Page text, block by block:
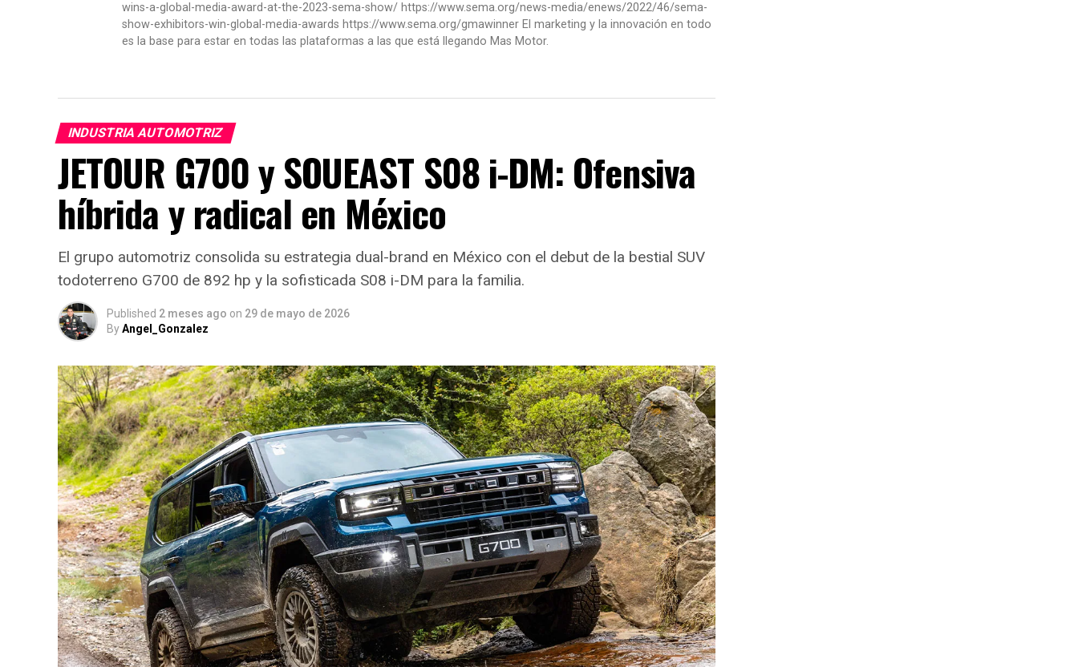
wins-a-global-media-award-at-the-2023-sema-show/ https://www.sema.org/news-media/enews/2022/46/sema-
show-exhibitors-win-global-media-awards https://www.sema.org/gmawinner El marketing y la innovación en todo
es la base para estar en todas las plataformas a las que está llegando Mas Motor.
INDUSTRIA AUTOMOTRIZ
JETOUR G700 y SOUEAST S08 i-DM: Ofensiva
híbrida y radical en México
El grupo automotriz consolida su estrategia dual-brand en México con el debut de la bestial SUV
todoterreno G700 de 892 hp y la sofisticada S08 i-DM para la familia.
Published 2 meses ago on 29 de mayo de 2026
ByAngel_Gonzalez